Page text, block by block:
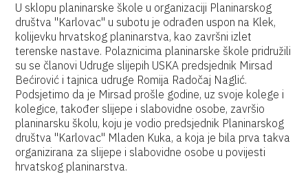
U sklopu planinarske škole u organizaciji Planinarskog
društva "Karlovac" u subotu je odrađen uspon na Klek,
kolijevku hrvatskog planinarstva, kao završni izlet
terenske nastave. Polaznicima planinarske škole pridružili
su se članovi Udruge slijepih USKA predsjednik Mirsad
Bećirović i tajnica udruge Romija Radočaj Naglić.
Podsjetimo da je Mirsad prošle godine, uz svoje kolege i
kolegice, također slijepe i slabovidne osobe, završio
planinarsku školu, koju je vodio predsjednik Planinarskog
društva "Karlovac" Mladen Kuka, a koja je bila prva takva
organizirana za slijepe i slabovidne osobe u povijesti
hrvatskog planinarstva.